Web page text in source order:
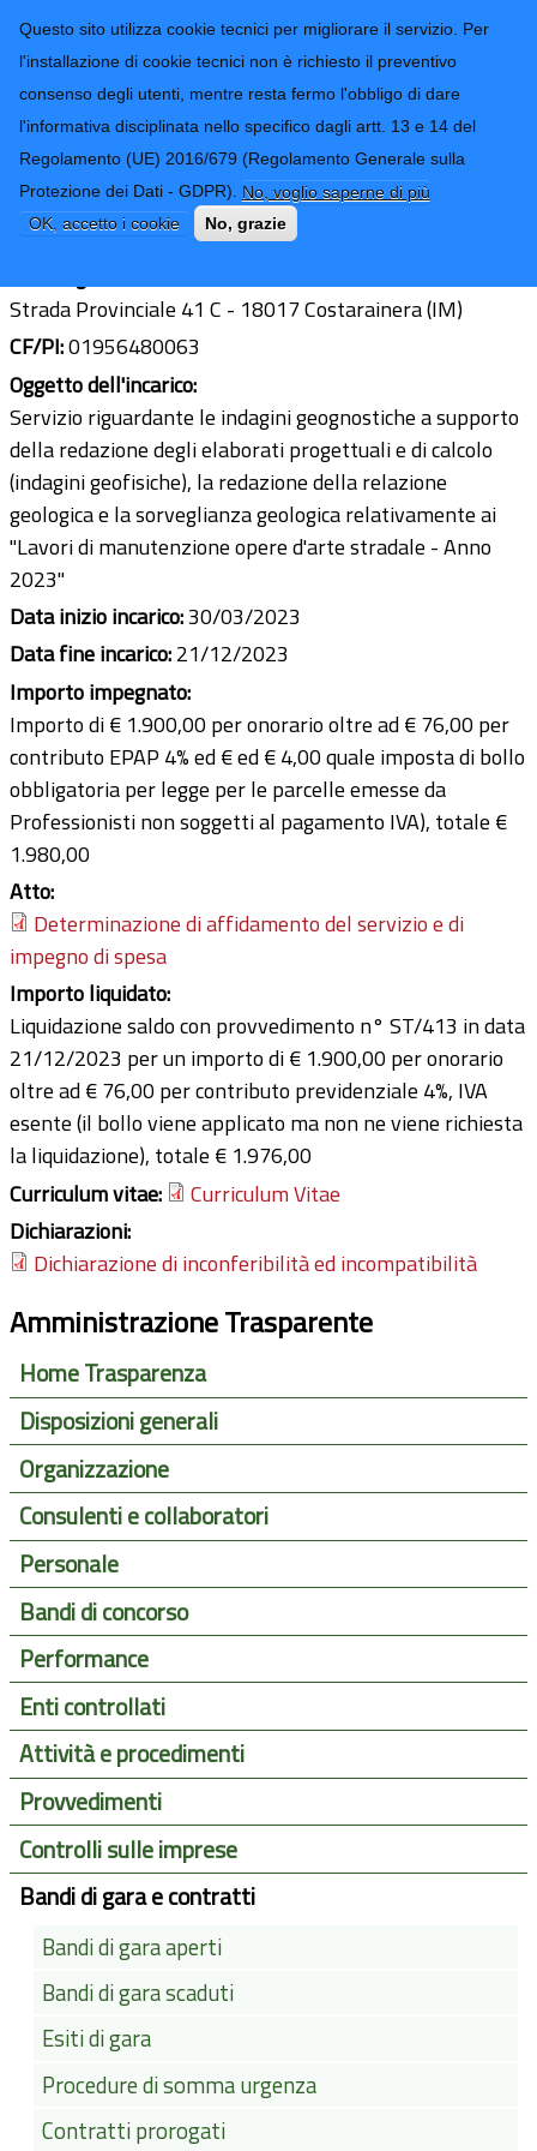
Questo sito utilizza cookie tecnici per migliorare il servizio. Per
l'installazione di cookie tecnici non è richiesto il preventivo
consenso degli utenti, mentre resta fermo l'obbligo di dare
l'informativa disciplinata nello specifico dagli artt. 13 e 14 del
Regolamento (UE) 2016/679 (Regolamento Generale sulla
Protezione dei Dati - GDPR). No, voglio saperne di più
OK, accetto i cookie
No, grazie
Provincia di
Imperia
CONTATTI-URP
TRASPARENZA
Form di ricerca
Geol. Manuela Romagnolo
Ultimo aggiornamento: 17/01/2024 - 14:32
Strada Provinciale 41 C - 18017 Costarainera (IM)
CF/PI:01956480063
Oggetto dell'incarico:
Servizio riguardante le indagini geognostiche a supporto
della redazione degli elaborati progettuali e di calcolo
(indagini geofisiche), la redazione della relazione
geologica e la sorveglianza geologica relativamente ai
"Lavori di manutenzione opere d'arte stradale - Anno
2023"
Data inizio incarico:30/03/2023
Data fine incarico:21/12/2023
Importo impegnato:
Importo di € 1.900,00 per onorario oltre ad € 76,00 per
contributo EPAP 4% ed € ed € 4,00 quale imposta di bollo
obbligatoria per legge per le parcelle emesse da
Professionisti non soggetti al pagamento IVA), totale €
1.980,00
Atto:
Determinazione di affidamento del servizio e di
impegno di spesa
Importo liquidato:
Liquidazione saldo con provvedimento n° ST/413 in data
21/12/2023 per un importo di € 1.900,00 per onorario
oltre ad € 76,00 per contributo previdenziale 4%, IVA
esente (il bollo viene applicato ma non ne viene richiesta
la liquidazione), totale € 1.976,00
Curriculum vitae:
Curriculum Vitae
Dichiarazioni:
Dichiarazione di inconferibilità ed incompatibilità
Amministrazione Trasparente
Home Trasparenza
Disposizioni generali
Organizzazione
Consulenti e collaboratori
Personale
Bandi di concorso
Performance
Enti controllati
Attività e procedimenti
Provvedimenti
Controlli sulle imprese
Bandi di gara e contratti
Bandi di gara aperti
Bandi di gara scaduti
Esiti di gara
Procedure di somma urgenza
Contratti prorogati